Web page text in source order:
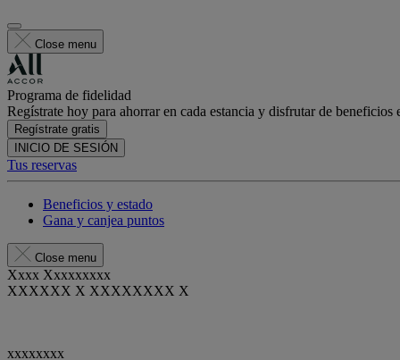
Close menu
Programa de fidelidad
Regístrate hoy para ahorrar en cada estancia y disfrutar de beneficios
Regístrate gratis
INICIO DE SESIÓN
Tus reservas
Beneficios y estado
Gana y canjea puntos
Close menu
Xxxx Xxxxxxxxx
XXXXXX X XXXXXXXX X
xxxxxxxx